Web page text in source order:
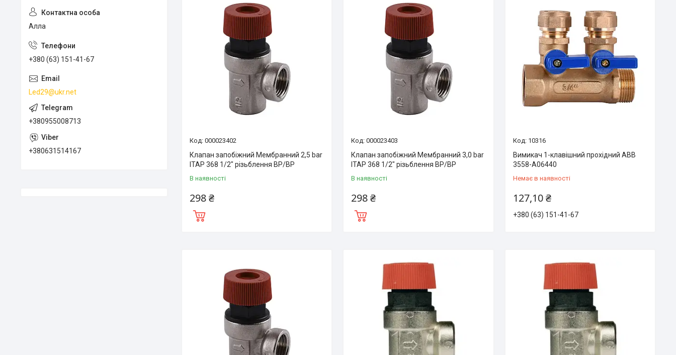
000023402
Клапан запобіжний Мембранний 2,5 bar
ITAP 368 1/2″ різьблення BP/BP
В наявності
298 ₴
000023403
Клапан запобіжний Мембранний 3,0 bar
ITAP 368 1/2″ різьблення BP/BP
В наявності
298 ₴
10316
Вимикач 1-клавішний прохідний ABB
3558-А06440
Немає в наявності
127,10 ₴
+380 (63) 151-41-67
Алла
+380 (63) 151-41-67
Led29@ukr.net
+380955008713
+380631514167